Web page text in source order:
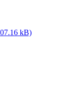
kB)